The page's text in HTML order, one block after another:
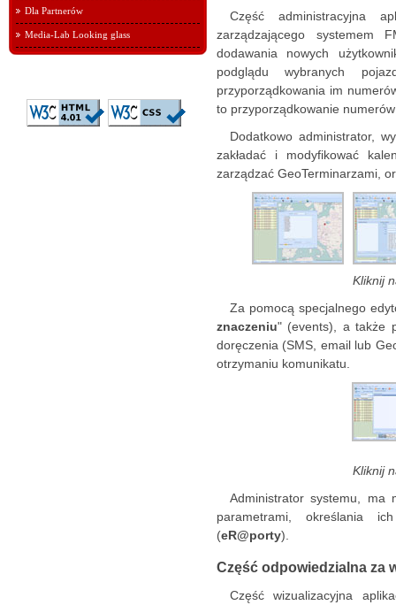
Dla Partnerów
Media-Lab Looking glass
Część administracyjna
zarządzającego systemem
dodawania nowych
podglądu wybranych
przyporządkowania im
to przyporządkowanie
Dodatkowo administrator,
zakładać i modyfikować
zarządzać GeoTerminarzami,
Kliknij
Za pomocą specjalnego
znaczeniu" (events), a także
doręczenia (SMS, email lub
otrzymaniu komunikatu.
Kliknij
Administrator systemu, ma
parametrami, określania
(eR@porty).
Część odpowiedzialna za
Część wizualizacyjna